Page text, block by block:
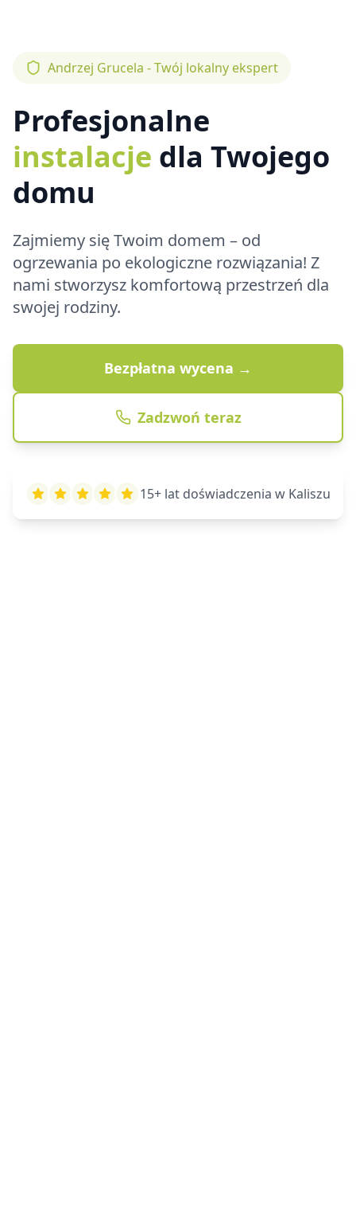
Andrzej Grucela - Twój lokalny ekspert
Profesjonalne
instalacje dla Twojego
domu
Zajmiemy się Twoim domem – od
ogrzewania po ekologiczne rozwiązania! Z
nami stworzysz komfortową przestrzeń dla
swojej rodziny.
Bezpłatna wycena →
Zadzwoń teraz
15+ lat doświadczenia w Kaliszu